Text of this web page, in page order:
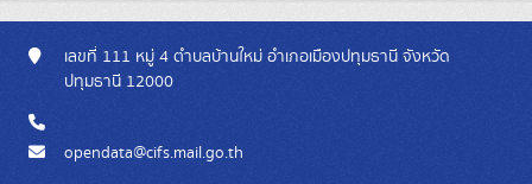
เลขที่ 111 หมู่ 4 ตำบลบ้านใหม่ อำเภอเมืองปทุมธานี จังหวัด
ปทุมธานี 12000
opendata@cifs.mail.go.th